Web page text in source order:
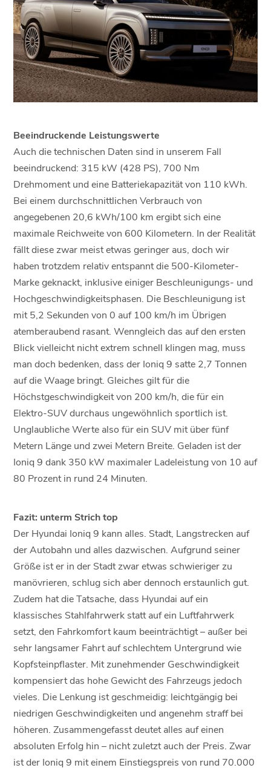
Beeindruckende Leistungswerte
Auch die technischen Daten sind in unserem Fall
beeindruckend: 315 kW (428 PS), 700 Nm
Drehmoment und eine Batteriekapazität von 110 kWh.
Bei einem durchschnittlichen Verbrauch von
angegebenen 20,6 kWh/100 km ergibt sich eine
maximale Reichweite von 600 Kilometern. In der Realität
fällt diese zwar meist etwas geringer aus, doch wir
haben trotzdem relativ entspannt die 500-Kilometer-
Marke geknackt, inklusive einiger Beschleunigungs- und
Hochgeschwindigkeitsphasen. Die Beschleunigung ist
mit 5,2 Sekunden von 0 auf 100 km/h im Übrigen
atemberaubend rasant. Wenngleich das auf den ersten
Blick vielleicht nicht extrem schnell klingen mag, muss
man doch bedenken, dass der Ioniq 9 satte 2,7 Tonnen
auf die Waage bringt. Gleiches gilt für die
Höchstgeschwindigkeit von 200 km/h, die für ein
Elektro-SUV durchaus ungewöhnlich sportlich ist.
Unglaubliche Werte also für ein SUV mit über fünf
Metern Länge und zwei Metern Breite. Geladen ist der
Ioniq 9 dank 350 kW maximaler Ladeleistung von 10 auf
80 Prozent in rund 24 Minuten.
Fazit: unterm Strich top
Der Hyundai Ioniq 9 kann alles. Stadt, Langstrecken auf
der Autobahn und alles dazwischen. Aufgrund seiner
Größe ist er in der Stadt zwar etwas schwieriger zu
manövrieren, schlug sich aber dennoch erstaunlich gut.
Zudem hat die Tatsache, dass Hyundai auf ein
klassisches Stahlfahrwerk statt auf ein Luftfahrwerk
setzt, den Fahrkomfort kaum beeinträchtigt – außer bei
sehr langsamer Fahrt auf schlechtem Untergrund wie
Kopfsteinpflaster. Mit zunehmender Geschwindigkeit
kompensiert das hohe Gewicht des Fahrzeugs jedoch
vieles. Die Lenkung ist geschmeidig: leichtgängig bei
niedrigen Geschwindigkeiten und angenehm straff bei
höheren. Zusammengefasst deutet alles auf einen
absoluten Erfolg hin – nicht zuletzt auch der Preis. Zwar
ist der Ioniq 9 mit einem Einstiegspreis von rund 70.000